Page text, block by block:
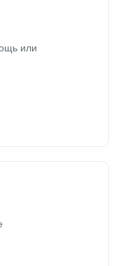
или